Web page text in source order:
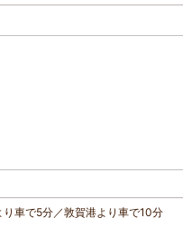
車で5分／敦賀港より車で10分